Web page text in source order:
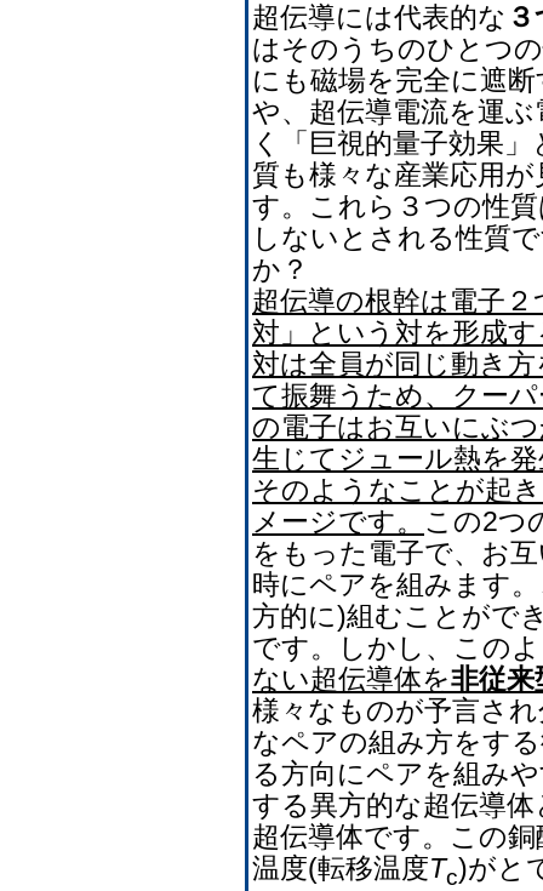
超伝導には代表的な
はそのうちのひとつ
にも磁場を完全に遮
や、超伝導電流を運
く「巨視的量子効果
質も様々な産業応用
す。これら３つの性
しないとされる性質
か？
超伝導の根幹は電子
対」という対を形成
対は全員が同じ動き
て振舞うため、クー
の電子はお互いにぶ
生じてジュール熱を
そのようなことが起
メージです。 この2つ
をもった電子で、お
時にペアを組みます
方的に)組むことがで
です。しかし、この
ない超伝導体を非従来
様々なものが予言さ
なペアの組み方をす
る方向にペアを組み
する異方的な超伝導
超伝導体です。この
温度(転移温度Tc)がと